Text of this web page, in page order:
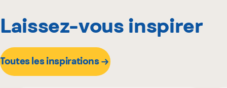
Laissez-vous inspirer
Toutes les inspirations